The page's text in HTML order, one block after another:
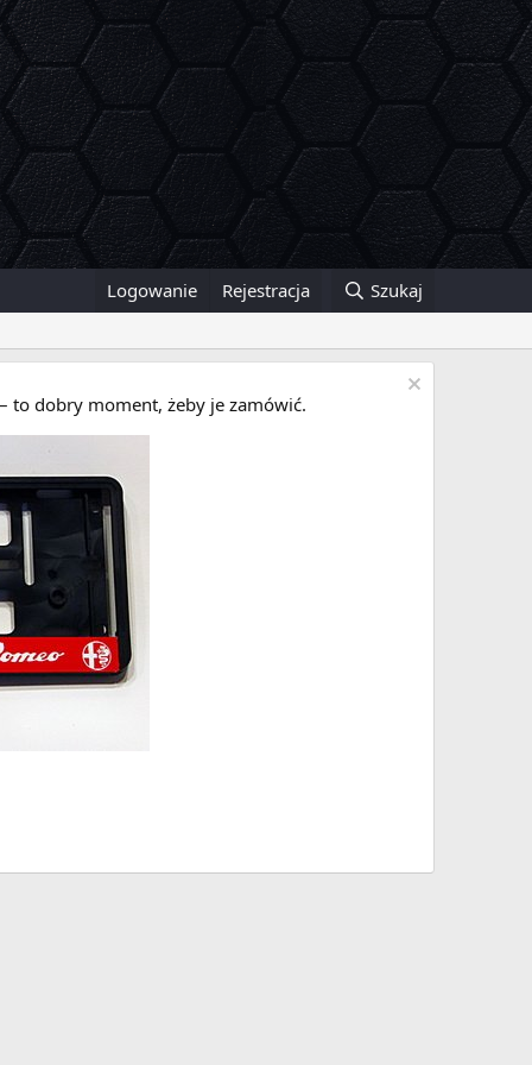
Logowanie Rejestracja Szukaj
to dobry moment, żeby je zamówić.